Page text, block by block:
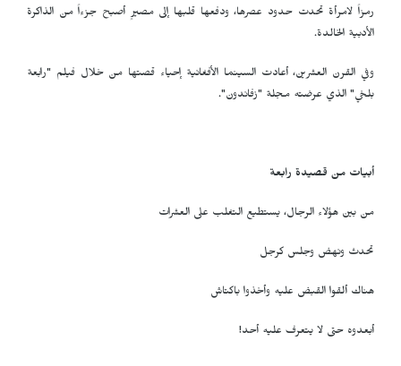
رمزاً لامرأة تحدت حدود عصرها، ودفعها قلبها إلى مصيرٍ أصبح جزءاً من الذاكرة
الأدبية الخالدة.
وفي القرن العشرين، أعادت السينما الأفغانية إحياء قصتها من خلال فيلم "رابعة
بلخي" الذي عرضته مجلة "زفاندون".
أبيات من قصيدة رابعة
من بين هؤلاء الرجال، يستطيع التغلب على العشرات
تحدث ونهض وجلس كرجل
هناك ألقوا القبض عليه وأخذوا باكتاش
أبعدوه حتى لا يتعرف عليه أحد!